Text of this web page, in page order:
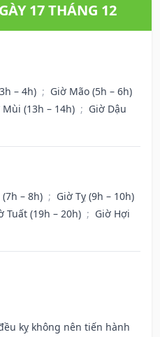
17 THÁNG 12
– 4h) ; Giờ Mão (5h – 6h)
Mùi (13h – 14h) ; Giờ Dậu
– 8h) ; Giờ Tỵ (9h – 10h)
Tuất (19h – 20h) ; Giờ Hợi
kỵ không nên tiến hành